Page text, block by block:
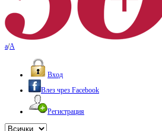
a/A
Вход
Влез чрез Facebook
Регистрация